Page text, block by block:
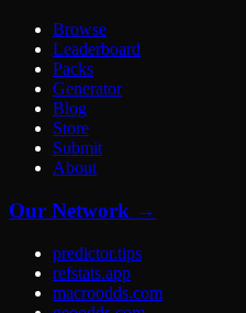
Browse
Leaderboard
Packs
Generator
Blog
Store
Submit
About
Our Network →
predictor.tips
refstats.app
macroodds.com